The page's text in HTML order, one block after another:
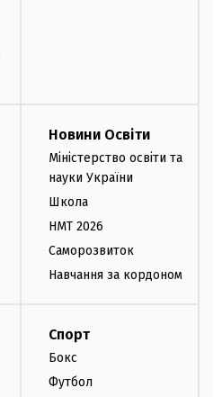
Новини Освіти
Міністерство освіти та
науки України
Школа
НМТ 2026
Саморозвиток
Навчання за кордоном
Спорт
Бокс
Футбол